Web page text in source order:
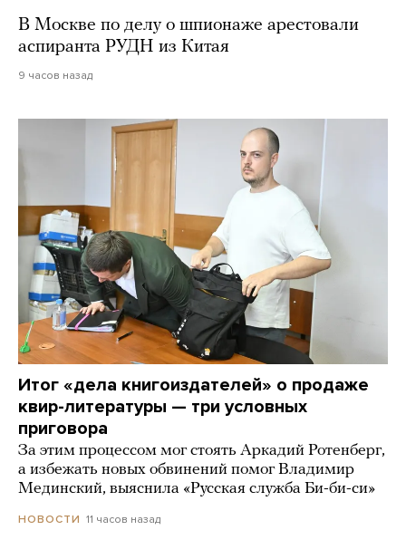
В Москве по делу о шпионаже арестовали
аспиранта РУДН из Китая
9 часов назад
Итог «дела книгоиздателей» о продаже
квир-литературы — три условных
приговора
За этим процессом мог стоять Аркадий Ротенберг,
а избежать новых обвинений помог Владимир
Мединский, выяснила «Русская служба Би-би-си»
НОВОСТИ 11 часов назад